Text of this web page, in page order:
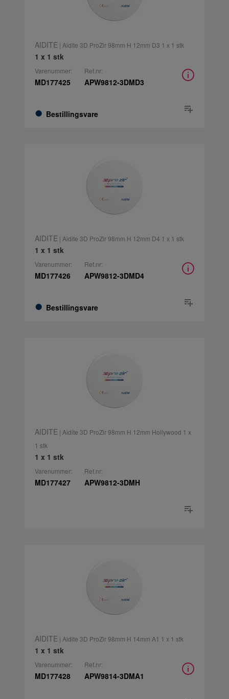
AIDITE | Aidite 3D ProZir 98mm H 12mm D3 1 x 1 stk
1 x 1 stk
Varenummer:
MD177425
Bestillingsvare
Ref.nr:
APW9812-3DMD3
AIDITE | Aidite 3D ProZir 98mm H 12mm D4 1 x 1 stk
1 x 1 stk
Varenummer:
MD177426
Bestillingsvare
Ref.nr:
APW9812-3DMD4
AIDITE | Aidite 3D ProZir 98mm H 12mm Hollywood 1 x
1 stk
1 x 1 stk
Varenummer:
MD177427
Ref.nr:
APW9812-3DMH
AIDITE | Aidite 3D ProZir 98mm H 14mm A1 1 x 1 stk
1 x 1 stk
Varenummer:
MD177428
Ref.nr:
APW9814-3DMA1